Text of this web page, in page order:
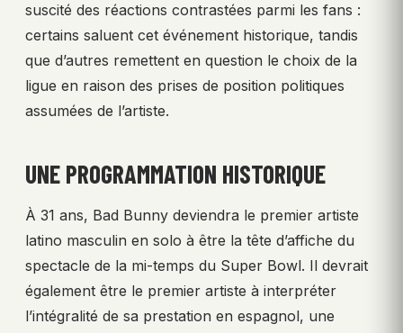
suscité des réactions contrastées parmi les fans :
certains saluent cet événement historique, tandis
que d’autres remettent en question le choix de la
ligue en raison des prises de position politiques
assumées de l’artiste.
UNE PROGRAMMATION HISTORIQUE
À 31 ans, Bad Bunny deviendra le premier artiste
latino masculin en solo à être la tête d’affiche du
spectacle de la mi-temps du Super Bowl. Il devrait
également être le premier artiste à interpréter
l’intégralité de sa prestation en espagnol, une